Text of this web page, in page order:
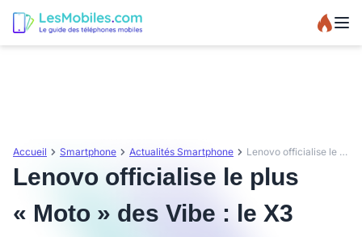
Accueil Smartphone Actualités Smartphone Lenovo officialise le plus « Moto » des Vibe : le X3
Lenovo officialise le plus
« Moto » des Vibe : le X3